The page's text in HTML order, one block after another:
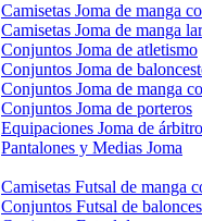
Camisetas Joma de manga
Camisetas Joma de manga
Conjuntos Joma de atletismo
Conjuntos Joma de
Conjuntos Joma de manga
Conjuntos Joma de porteros
Equipaciones Joma de
Pantalones y Medias Joma
Camisetas Futsal de manga
Conjuntos Futsal de